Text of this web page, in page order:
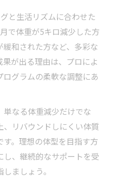
ポートの特徴に迫る
斎橋の実体験ガイド
ルトレーニング実践例
ーソナルトレーニング
実体験を徹底解説
ダイエット成功の秘訣
と生活リズムに合わせた
で体重が5キロ減少した方
和された方など、多彩な
が出る理由は、プロによ
グラムの柔軟な調整にあ
なる体重減少だけでな
、リバウンドしにくい体質
。理想の体型を目指す方
、継続的なサポートを受
ましょう。